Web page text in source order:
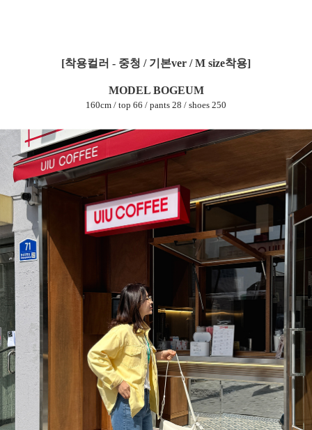
[착용컬러 - 중청 / 기본ver / M size착용]
MODEL BOGEUM
160cm / top 66 / pants 28 / shoes 250